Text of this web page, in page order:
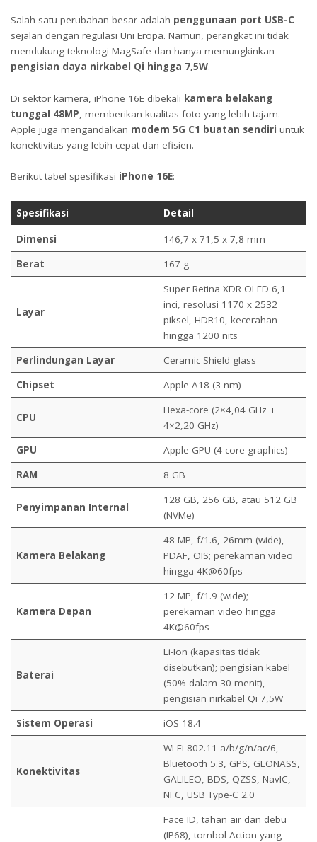
Salah satu perubahan besar adalah penggunaan port USB-C
sejalan dengan regulasi Uni Eropa. Namun, perangkat ini tidak
mendukung teknologi MagSafe dan hanya memungkinkan
pengisian daya nirkabel Qi hingga 7,5W.
Di sektor kamera, iPhone 16E dibekali kamera belakang
tunggal 48MP , memberikan kualitas foto yang lebih tajam.
Apple juga mengandalkan modem 5G C1 buatan sendiri untuk
konektivitas yang lebih cepat dan efisien.
Berikut tabel spesifikasi iPhone 16E:
Spesifikasi Detail
Dimensi
146,7 x 71,5 x 7,8 mm
Berat
167 g
Layar
Super Retina XDR OLED 6,1
inci, resolusi 1170 x 2532
piksel, HDR10, kecerahan
hingga 1200 nits
Perlindungan Layar
Ceramic Shield glass
Chipset
Apple A18 (3 nm)
CPU
Hexa-core (2×4,04 GHz +
4×2,20 GHz)
GPU
Apple GPU (4-core graphics)
RAM
8 GB
Penyimpanan Internal
128 GB, 256 GB, atau 512 GB
(NVMe)
Kamera Belakang
48 MP, f/1.6, 26mm (wide),
PDAF, OIS; perekaman video
hingga 4K@60fps
Kamera Depan
12 MP, f/1.9 (wide);
perekaman video hingga
4K@60fps
Baterai
Li-Ion (kapasitas tidak
disebutkan); pengisian kabel
(50% dalam 30 menit),
pengisian nirkabel Qi 7,5W
Sistem Operasi
iOS 18.4
Konektivitas
Wi-Fi 802.11 a/b/g/n/ac/6,
Bluetooth 5.3, GPS, GLONASS,
GALILEO, BDS, QZSS, NavIC,
NFC, USB Type-C 2.0
Face ID, tahan air dan debu
(IP68), tombol Action yang